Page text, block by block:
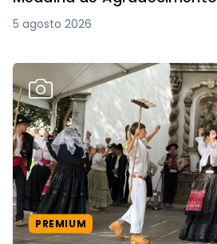
5 agosto 2026
PREMIUM